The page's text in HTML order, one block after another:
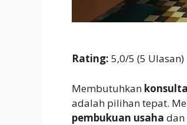
Rating: 5,0/5 (5 Ulasan)
Membutuhkan
adalah pilihan tepat.
pembukuan usaha dan